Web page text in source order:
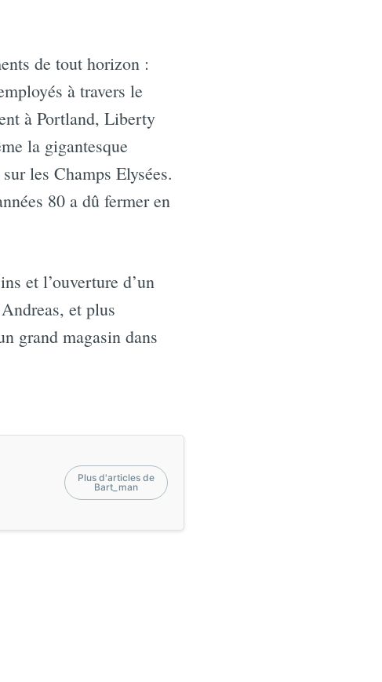
de tout horizon :
à travers le
à Portland, Liberty
la gigantesque
les Champs Elysées.
80 a dû fermer en
et l’ouverture d’un
et plus
grand magasin dans
Plus d'articles de
Bart_man